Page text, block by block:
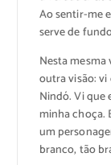
Ao sentir-me
serve de
Nesta
outra visão:
Nindó. Vi que
minha choça.
um
branco, tão